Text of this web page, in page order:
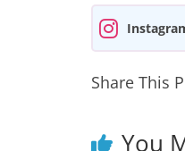
Share This
You